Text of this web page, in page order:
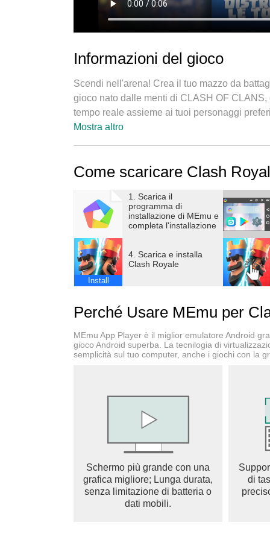
Informazioni del gioco
Scendi nell'arena! Crea il tuo mazzo da
gioco nato dalle menti di CLASH OF
tempo reale assieme ai tuoi personaggi
quindi? Sfida subito i giocatori provenienti da
denaro reale, inclusi alcuni oggetti casuali.
PERFEZIONA LE TUE TATTICHE E I TUOI
Assembla un mazzo con carte uniche e fa'
Schiera edifici e truppe al momento giusto
scontri intensi e strategici.
COLLEZIONA E MIGLIORA PIÙ DI 100
personaggi inediti sia le truppe, gli
collezione!
Sfidali per conquistare la gloria e ricevere
GODITI GLI EVENTI STAGIONALI
Sfrutta il Pass Royale per sbloccare nuovi
PARTECIPA A GUERRE AVVINCENTI CON
Unisciti a un clan o creane uno con altri
Mostra altro
Come scaricare Clash
1. Scarica il
programma di
installazione di MEmu e
completa l'installazione
Install
4. Scarica e installa
Clash Royale
Perché Usare MEmu per
MEmu App Player è il miglior emulatore Android
gioco Android superba. La tecnilogia di
semplicità sul tuo computer, anche i giochi con la
Schermo più grande con una
grafica migliore; Lunga durata,
senza limitazione di batteria o
dati mobili.
di